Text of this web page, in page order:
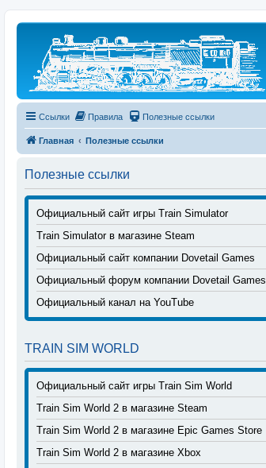
Ссылки Правила Полезные ссылки
Главная Полезные ссылки
Полезные ссылки
Официальный сайт игры Train Simulator
Train Simulator в магазине Steam
Официальный сайт компании Dovetail Games
Официальный форум компании Dovetail Games
Официальный канал на YouTube
TRAIN SIM WORLD
Официальный сайт игры Train Sim World
Train Sim World 2 в магазине Steam
Train Sim World 2 в магазине Epic Games Store
Train Sim World 2 в магазине Xbox